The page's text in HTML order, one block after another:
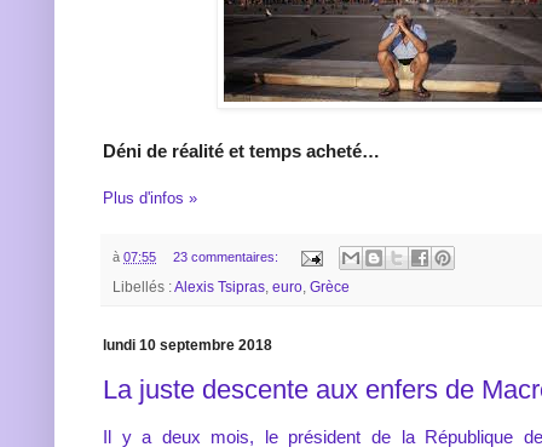
Déni de réalité et temps acheté…
Plus d'infos »
à 07:55 23 commentaires:
Libellés :Alexis Tsipras, euro, Grèce
lundi 10 septembre 2018
La juste descente aux enfers de
Il y a deux mois, le président de la République